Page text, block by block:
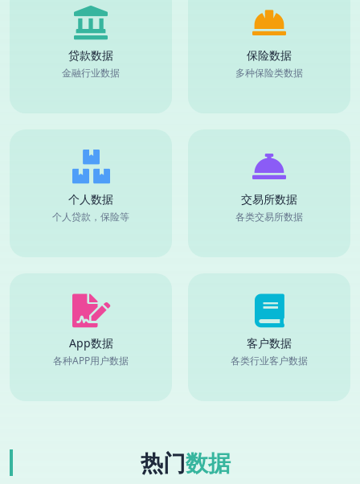
贷款数据
金融行业数据
保险数据
多种保险类数据
个人数据
个人贷款，保险等
交易所数据
各类交易所数据
App数据
各种APP用户数据
客户数据
各类行业客户数据
热门数据